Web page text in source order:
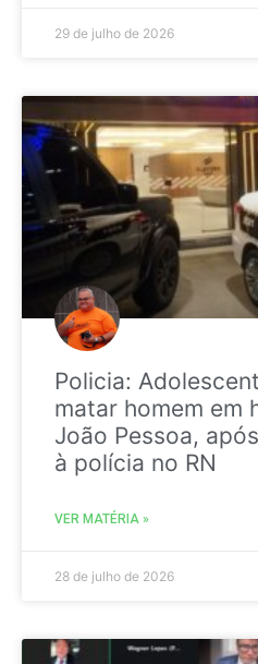
29 de julho de 2026
Policia:
matar homem em
João Pessoa,
à polícia no RN
VER MATÉRIA »
28 de julho de 2026